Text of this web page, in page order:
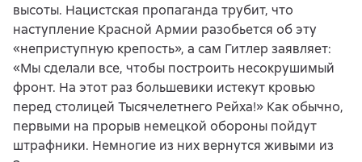
высоты. Нацистская пропаганда трубит, что
наступление Красной Армии разобьется об эту
«неприступную крепость», а сам Гитлер заявляет:
«Мы сделали все, чтобы построить несокрушимый
фронт. На этот раз большевики истекут кровью
перед столицей Тысячелетнего Рейха!» Как обычно,
первыми на прорыв немецкой обороны пойдут
штрафники. Немногие из них вернутся живыми из